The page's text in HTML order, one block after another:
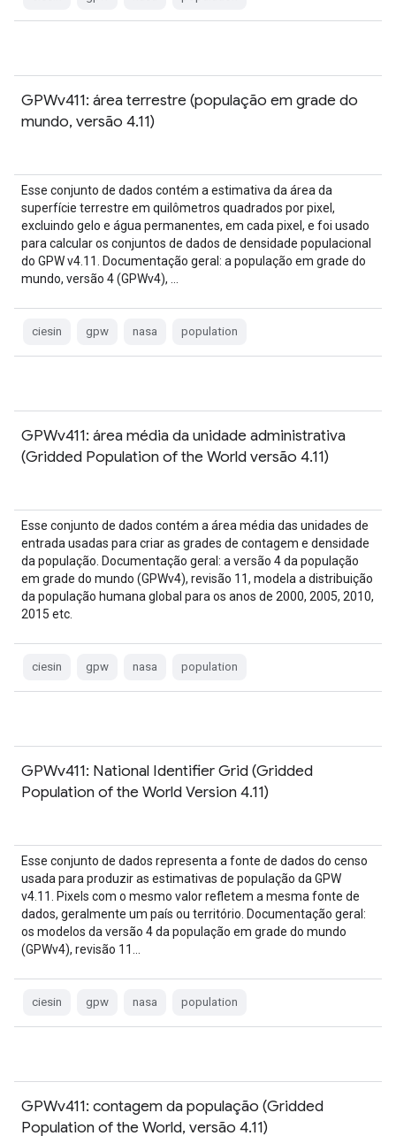
GPWv411: área terrestre (população em grade do
mundo, versão 4.11)
Esse conjunto de dados contém a estimativa da área da
superfície terrestre em quilômetros quadrados por pixel,
excluindo gelo e água permanentes, em cada pixel, e foi usado
para calcular os conjuntos de dados de densidade populacional
do GPW v4.11. Documentação geral: a população em grade do
mundo, versão 4 (GPWv4), …
ciesin gpw nasa population
GPWv411: área média da unidade administrativa
(Gridded Population of the World versão 4.11)
Esse conjunto de dados contém a área média das unidades de
entrada usadas para criar as grades de contagem e densidade
da população. Documentação geral: a versão 4 da população
em grade do mundo (GPWv4), revisão 11, modela a distribuição
da população humana global para os anos de 2000, 2005, 2010,
2015 etc.
ciesin gpw nasa population
GPWv411: National Identifier Grid (Gridded
Population of the World Version 4.11)
Esse conjunto de dados representa a fonte de dados do censo
usada para produzir as estimativas de população da GPW
v4.11. Pixels com o mesmo valor refletem a mesma fonte de
dados, geralmente um país ou território. Documentação geral:
os modelos da versão 4 da população em grade do mundo
(GPWv4), revisão 11…
ciesin gpw nasa population
GPWv411: contagem da população (Gridded
Population of the World, versão 4.11)